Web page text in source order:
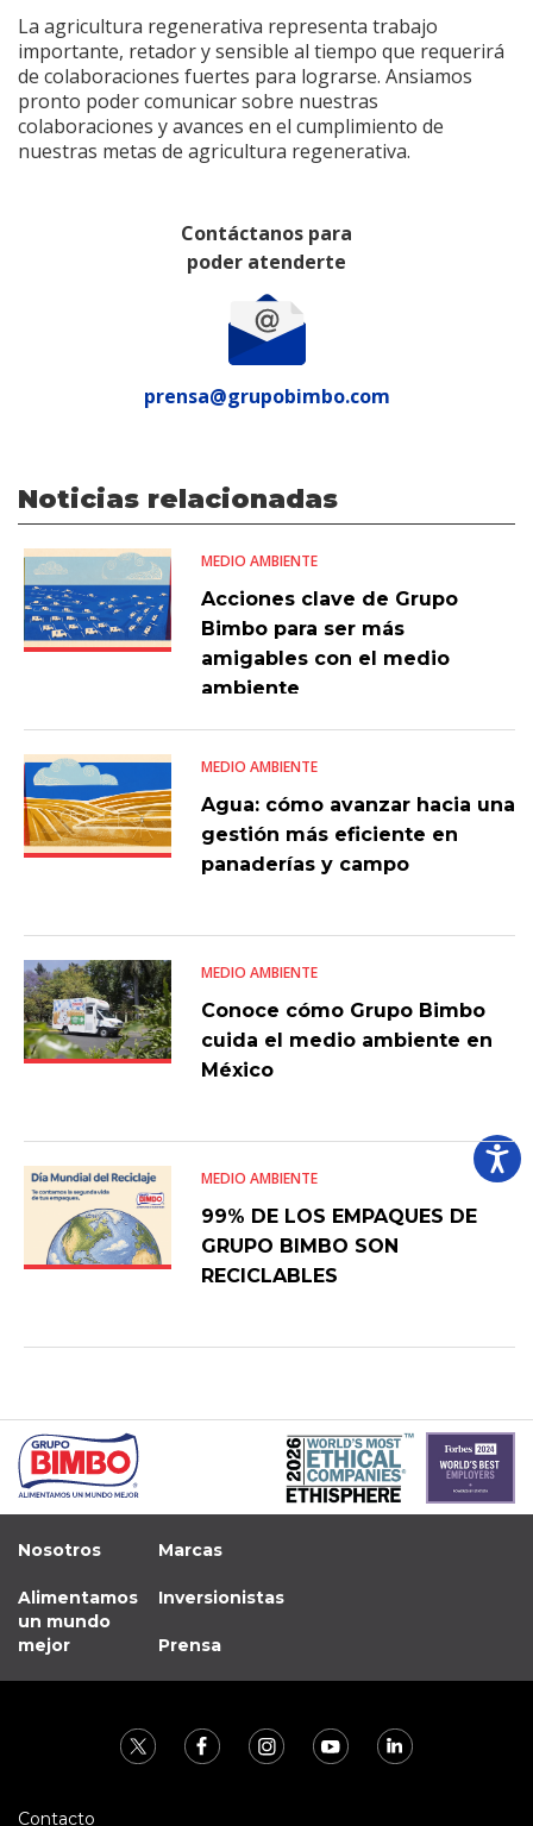
La agricultura regenerativa representa trabajo
importante, retador y sensible al tiempo que requerirá
de colaboraciones fuertes para lograrse. Ansiamos
pronto poder comunicar sobre nuestras
colaboraciones y avances en el cumplimiento de
nuestras metas de agricultura regenerativa.
Contáctanos para
poder atenderte
prensa@grupobimbo.com
Noticias relacionadas
MEDIO AMBIENTE
Acciones clave de Grupo
Bimbo para ser más
amigables con el medio
ambiente
MEDIO AMBIENTE
Agua: cómo avanzar hacia una
gestión más eficiente en
panaderías y campo
MEDIO AMBIENTE
Conoce cómo Grupo Bimbo
cuida el medio ambiente en
México
MEDIO AMBIENTE
99% DE LOS EMPAQUES DE
GRUPO BIMBO SON
RECICLABLES
Nosotros
Alimentamos
un mundo
mejor
Marcas
Inversionistas
Prensa
Contacto